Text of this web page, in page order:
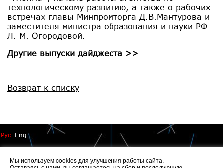
технологическому развитию, а также о рабочих
встречах главы Минпромторга Д.В.Мантурова и
заместителя министра образования и науки РФ
Л. М. Огородовой.
Другие выпуски дайджеста >>
Возврат к списку
Рус Eng
Мы используем cookies для улучшения работы сайта.